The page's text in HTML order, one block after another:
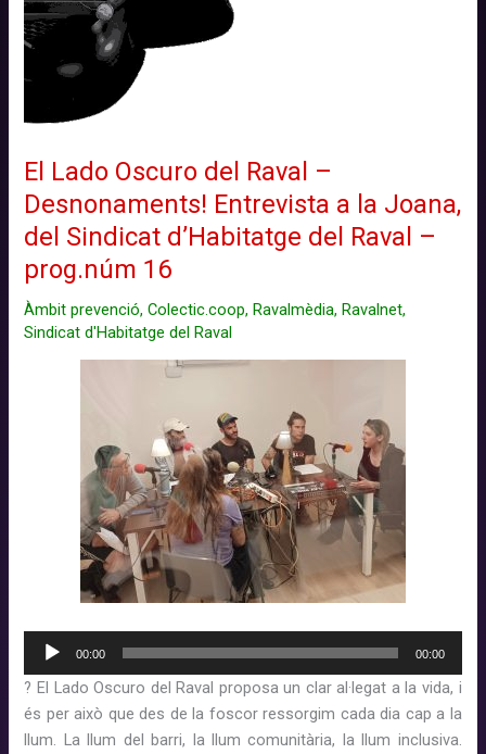
El Lado Oscuro del Raval –
Desnonaments! Entrevista a la Joana,
del Sindicat d’Habitatge del Raval –
prog.núm 16
Àmbit prevenció,Colectic.coop,Ravalmèdia,Ravalnet,
Sindicat d'Habitatge del Raval
Reproductor
00:00 00:00
? El Lado Oscuro del Raval proposa un clar al·legat a la vida, i
és per això que des de la foscor ressorgim cada dia cap a la
llum. La llum del barri, la llum comunitària, la llum inclusiva.